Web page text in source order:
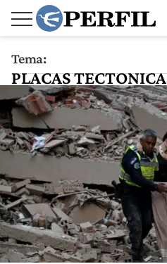
Tema:
PLACAS TECTONICA